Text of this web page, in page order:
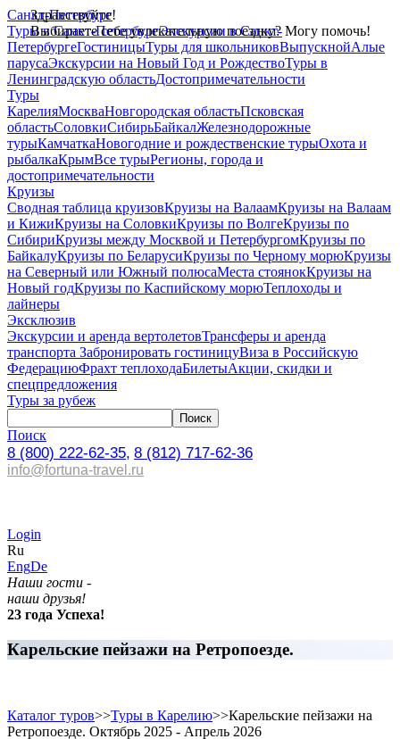
Здравствуйте!
Выбираете себе увлекательную поездку? Могу помочь!
Санкт-Петербург
Туры в Санкт-ПетербургЭкскурсии в Санкт-
ПетербургеГостиницыТуры для школьниковВыпускнойАлые
парусаЭкскурсии на Новый Год и РождествоТуры в
Ленинградскую областьДостопримечательности
Туры
КарелияМоскваНовгородская областьПсковская
областьСоловкиСибирьБайкалЖелезнодорожные
турыКамчаткаНовогодние и рождественские турыОхота и
рыбалкаКрымВсе турыРегионы, города и
достопримечательности
Круизы
Сводная таблица круизовКруизы на ВалаамКруизы на Валаам
и КижиКруизы на СоловкиКруизы по ВолгеКруизы по
СибириКруизы между Москвой и ПетербургомКруизы по
БайкалуКруизы по БеларусиКруизы по Черному морюКруизы
на Северный или Южный полюсаМеста стоянокКруизы на
Новый годКруизы по Каспийскому морюТеплоходы и
лайнеры
Эксклюзив
Экскурсии и аренда вертолетовТрансферы и аренда
транспорта Забронировать гостиницуВиза в Российскую
ФедерациюФрахт теплоходаБилетыАкции, скидки и
спецпредложения
Туры за рубеж
Поиск
8 (800) 222-62-35, 8 (812) 717-62-36
info@fortuna-travel.ru
Login
Ru
EngDe
Наши гости -
наши друзья!
23 года Успеха!
Карельские пейзажи на Ретропоезде.
Каталог туров>>Туры в Карелию>>Карельские пейзажи на
Ретропоезде. Октябрь 2025 - Апрель 2026